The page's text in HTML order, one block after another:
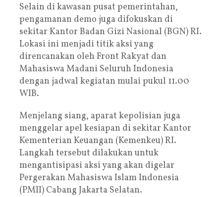
Selain di kawasan pusat pemerintahan,
pengamanan demo juga difokuskan di
sekitar Kantor Badan Gizi Nasional (BGN) RI.
Lokasi ini menjadi titik aksi yang
direncanakan oleh Front Rakyat dan
Mahasiswa Madani Seluruh Indonesia
dengan jadwal kegiatan mulai pukul 11.00
WIB.
Menjelang siang, aparat kepolisian juga
menggelar apel kesiapan di sekitar Kantor
Kementerian Keuangan (Kemenkeu) RI.
Langkah tersebut dilakukan untuk
mengantisipasi aksi yang akan digelar
Pergerakan Mahasiswa Islam Indonesia
(PMII) Cabang Jakarta Selatan.